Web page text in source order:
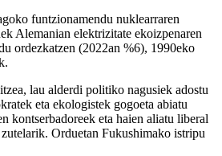
funtzionamendu nuklearraren
Alemanian elektrizitate ekoizpenaren
ordezkatzen (2022an %6), 1990eko
lau alderdi politiko nagusiek adostu
eta ekologistek gogoeta abiatu
kontserbadoreek eta haien aliatu liberal
Orduetan Fukushimako istripu